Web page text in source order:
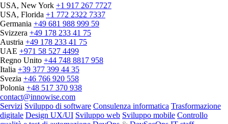
USA, New York +1 917 267 7727
USA, Florida +1 772 2322 7337
Germania +49 681 988 999 59
Svizzera +49 178 233 41 75
Austria +49 178 233 41 75
UAE +971 58 527 4499
Regno Unito +44 748 8817 958
Italia +39 377 399 44 35
Svezia +46 766 920 558
Polonia +48 517 370 938
contact@innowise.com
Servizi Sviluppo di software Consulenza informatica Trasformazione
digitale Design UX/UI Sviluppo web Sviluppo mobile Controllo